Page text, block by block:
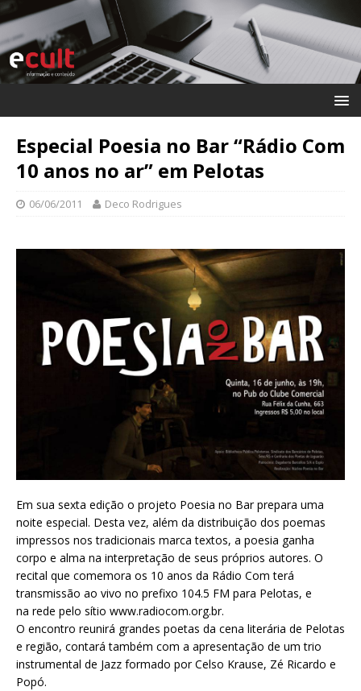
Especial Poesia no Bar “Rádio Com
10 anos no ar” em Pelotas
06/06/2011 Deco Rodrigues
Em sua sexta edição o projeto Poesia no Bar prepara uma
noite especial. Desta vez, além da distribuição dos poemas
impressos nos tradicionais marca textos, a poesia ganha
corpo e alma na interpretação de seus próprios autores. O
recital que comemora os 10 anos da Rádio Com terá
transmissão ao vivo no prefixo 104.5 FM para Pelotas, e
na rede pelo sítio www.radiocom.org.br.
O encontro reunirá grandes poetas da cena literária de Pelotas
e região, contará também com a apresentação de um trio
instrumental de Jazz formado por Celso Krause, Zé Ricardo e
Popó.